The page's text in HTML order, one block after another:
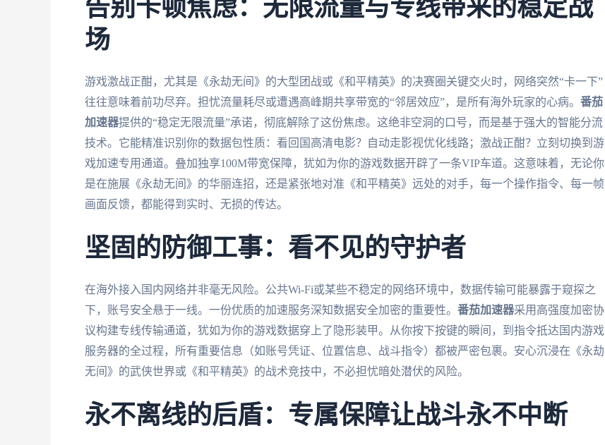
告别卡顿焦虑：无限流量与专线带来的稳定战
场
游戏激战正酣，尤其是《永劫无间》的大型团战或《和平精英》的决赛圈关键交火时，网络突然“卡一下”
往往意味着前功尽弃。担忧流量耗尽或遭遇高峰期共享带宽的“邻居效应”，是所有海外玩家的心病。 番茄
加速器提供的“稳定无限流量”承诺，彻底解除了这份焦虑。这绝非空洞的口号，而是基于强大的智能分流
技术。它能精准识别你的数据包性质：看回国高清电影？自动走影视优化线路；激战正酣？立刻切换到游
戏加速专用通道。叠加独享100M带宽保障，犹如为你的游戏数据开辟了一条VIP车道。这意味着，无论你
是在施展《永劫无间》的华丽连招，还是紧张地对准《和平精英》远处的对手，每一个操作指令、每一帧
画面反馈，都能得到实时、无损的传达。
坚固的防御工事：看不见的守护者
在海外接入国内网络并非毫无风险。公共Wi-Fi或某些不稳定的网络环境中，数据传输可能暴露于窥探之
下，账号安全悬于一线。一份优质的加速服务深知数据安全加密的重要性。 番茄加速器采用高强度加密协
议构建专线传输通道，犹如为你的游戏数据穿上了隐形装甲。从你按下按键的瞬间，到指令抵达国内游戏
服务器的全过程，所有重要信息（如账号凭证、位置信息、战斗指令）都被严密包裹。安心沉浸在《永劫
无间》的武侠世界或《和平精英》的战术竞技中，不必担忧暗处潜伏的风险。
永不离线的后盾：专属保障让战斗永不中断